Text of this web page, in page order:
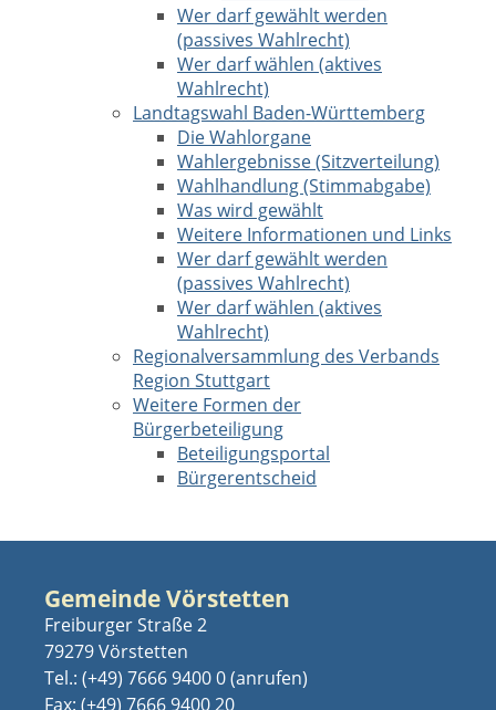
Wer darf gewählt werden
(passives Wahlrecht)
Wer darf wählen (aktives
Wahlrecht)
Landtagswahl Baden-Württemberg
Die Wahlorgane
Wahlergebnisse (Sitzverteilung)
Wahlhandlung (Stimmabgabe)
Was wird gewählt
Weitere Informationen und Links
Wer darf gewählt werden
(passives Wahlrecht)
Wer darf wählen (aktives
Wahlrecht)
Regionalversammlung des Verbands
Region Stuttgart
Weitere Formen der
Bürgerbeteiligung
Beteiligungsportal
Bürgerentscheid
Gemeinde Vörstetten
Freiburger Straße 2
79279 Vörstetten
Tel.: (+49) 7666 9400 0
Fax: (+49) 7666 9400 20